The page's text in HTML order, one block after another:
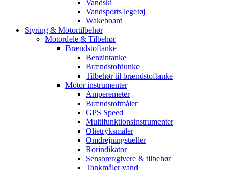
Vandski
Vandsports legetøj
Wakeboard
Styring & Motortilbehør
Motordele & Tilbehør
Brændstoftanke
Benzintanke
Brændstofdunke
Tilbehør til brændstoftanke
Motor instrumenter
Amperemeter
Brændstofmåler
GPS Speed
Multifunktionsinstrumenter
Olietryksmåler
Omdrejningstæller
Rorindikator
Sensorer/givere & tilbehør
Tankmåler vand